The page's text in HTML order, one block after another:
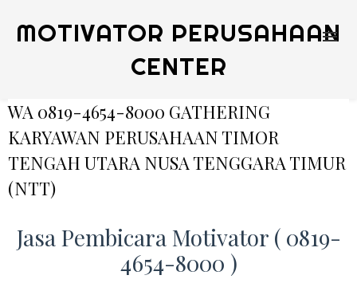
MOTIVATOR PERUSAHAAN
CENTER
WA 0819-4654-8000 GATHERING
KARYAWAN PERUSAHAAN TIMOR
TENGAH UTARA NUSA TENGGARA TIMUR
(NTT)
Jasa Pembicara Motivator ( 0819-
4654-8000 )